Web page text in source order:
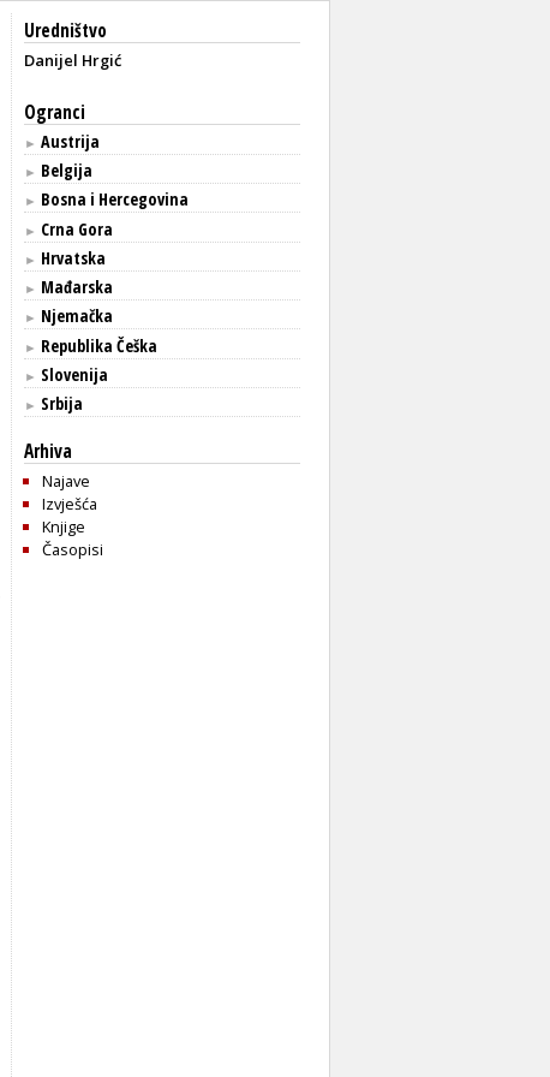
Uredništvo
Danijel Hrgić
Ogranci
► Austrija
► Belgija
► Bosna i Hercegovina
► Crna Gora
► Hrvatska
► Mađarska
► Njemačka
► Republika Češka
► Slovenija
► Srbija
Arhiva
Najave
Izvješća
Knjige
Časopisi